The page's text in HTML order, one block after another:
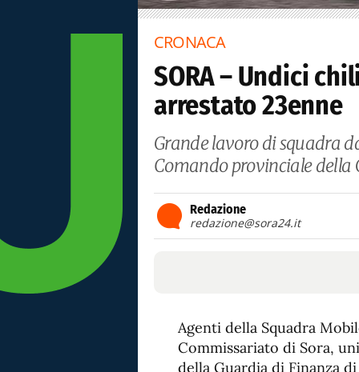
CRONACA
SORA – Undici
arrestato 23enne
Grande lavoro di squadra
Comando provinciale della
Redazione
redazione@sora24.it
Agenti della Squadra
Commissariato di Sora,
della Guardia di Finanza